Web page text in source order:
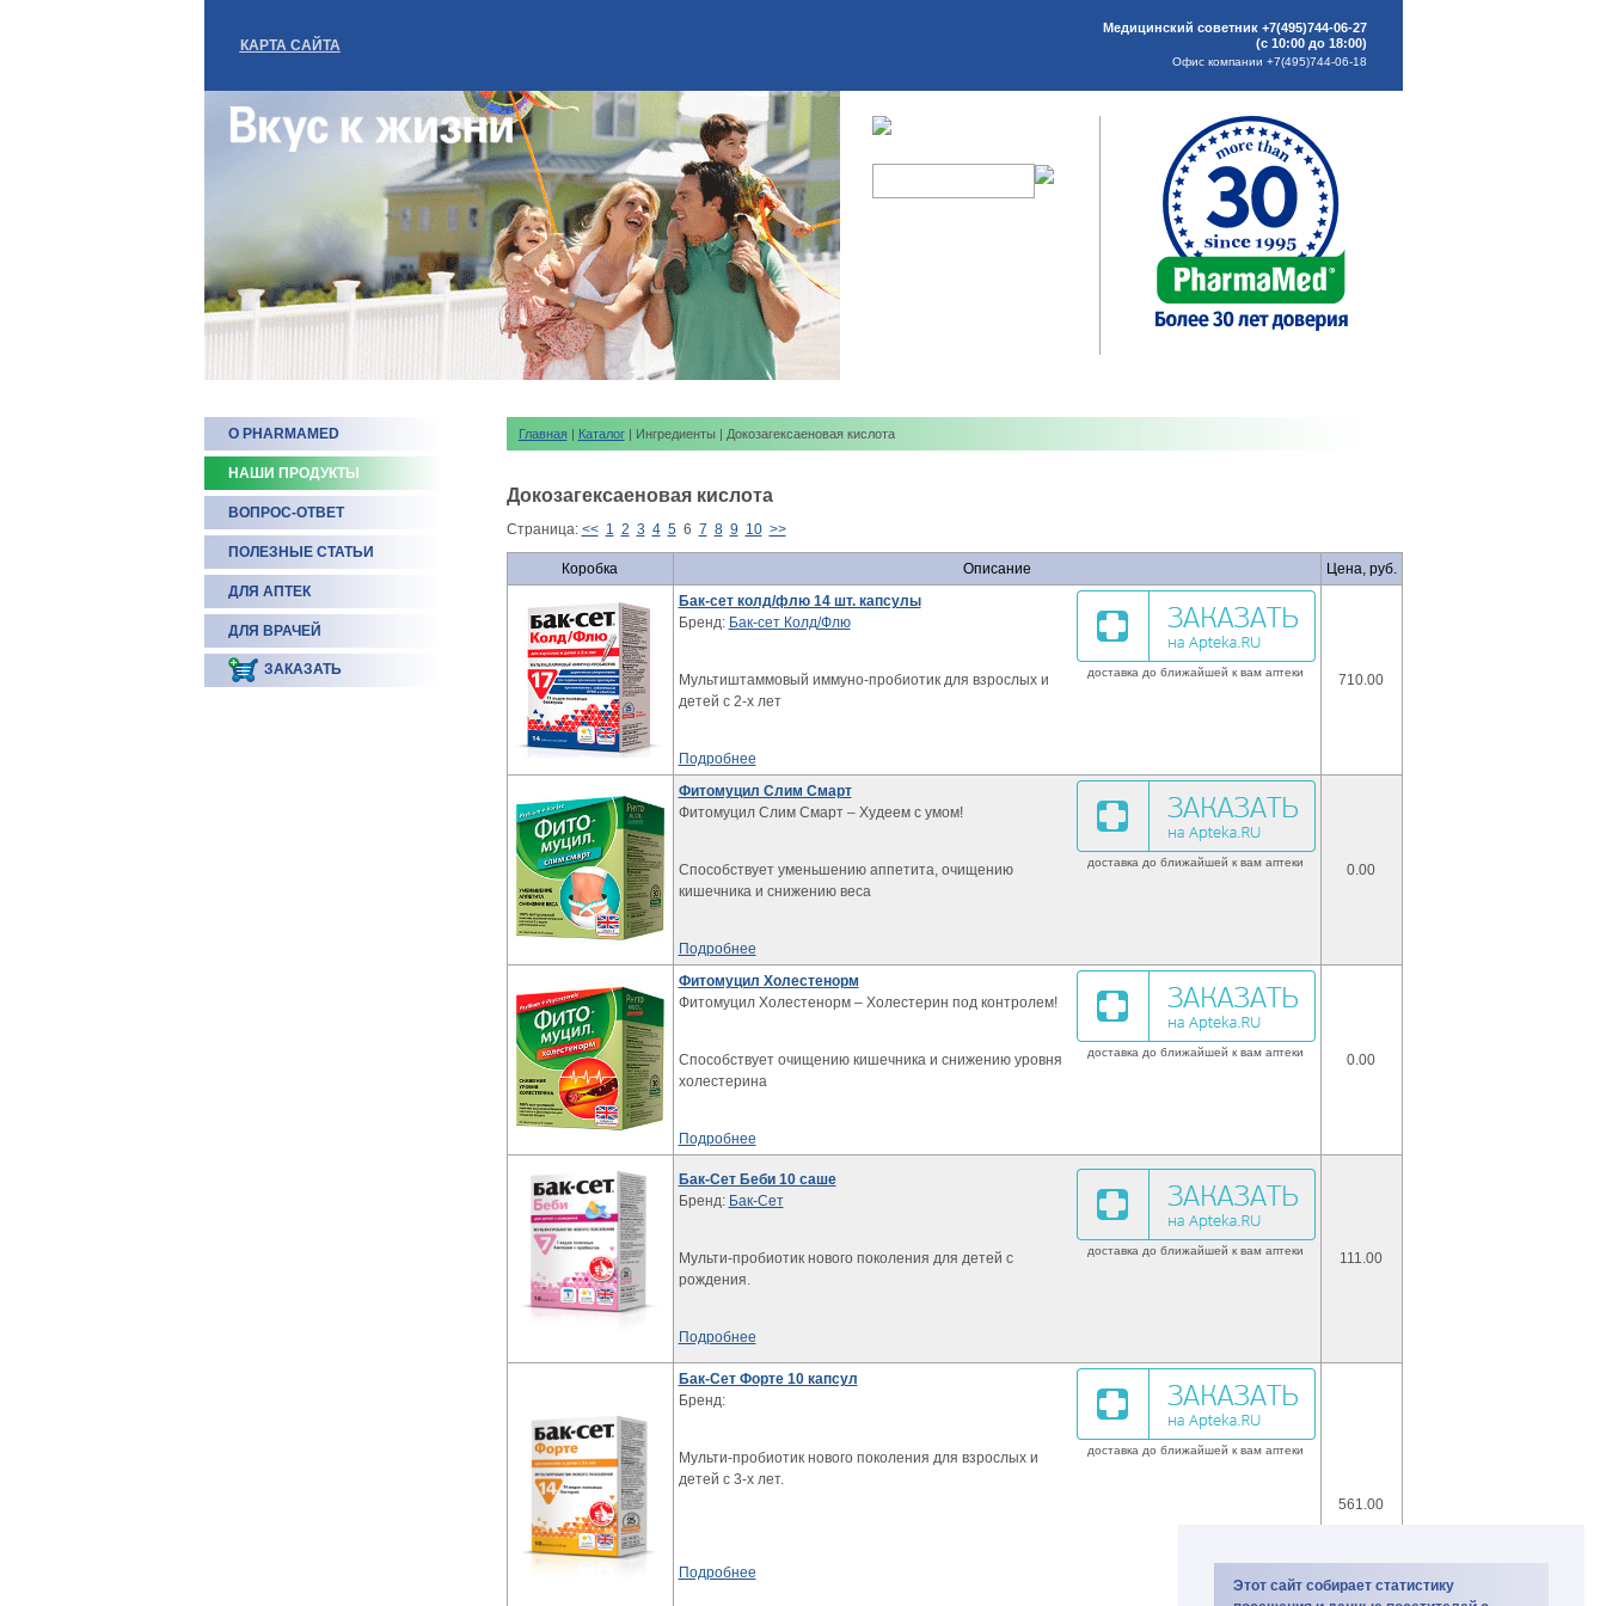
Этот сайт собирает статистику
КАРТА САЙТА
Медицинский советник +7(495)744-06-27
(с 10:00 до 18:00)
Офис компании +7(495)744-06-18
О PHARMAMED
НАШИ ПРОДУКТЫ
ВОПРОС-ОТВЕТ
ПОЛЕЗНЫЕ СТАТЬИ
ДЛЯ АПТЕК
ДЛЯ ВРАЧЕЙ
ЗАКАЗАТЬ
Главная | Каталог| Ингредиенты | Докозагексаеновая кислота
Докозагексаеновая кислота
Страница: << 1 2 3 4 5 6 7 8 9 10 >>
Коробка Описание Цена, руб.
доставка до ближайшей к вам аптеки
Бак-сет колд/флю 14 шт. капсулы
Бренд: Бак-сет Колд/Флю
Мультиштаммовый иммуно-пробиотик для взрослых и
детей с 2-х лет
Подробнее
710.00
доставка до ближайшей к вам аптеки
Фитомуцил Слим Смарт
Фитомуцил Слим Смарт – Худеем с умом!
Способствует уменьшению аппетита, очищению
кишечника и снижению веса
Подробнее
0.00
доставка до ближайшей к вам аптеки
Фитомуцил Холестенорм
Фитомуцил Холестенорм – Холестерин под контролем!
Способствует очищению кишечника и снижению уровня
холестерина
Подробнее
0.00
доставка до ближайшей к вам аптеки
Бак-Сет Беби 10 саше
Бренд: Бак-Сет
Мульти-пробиотик нового поколения для детей с
рождения.
Подробнее
111.00
доставка до ближайшей к вам аптеки
Бак-Сет Форте 10 капсул
Бренд:
Мульти-пробиотик нового поколения для взрослых и
детей с 3-х лет.
Подробнее
561.00